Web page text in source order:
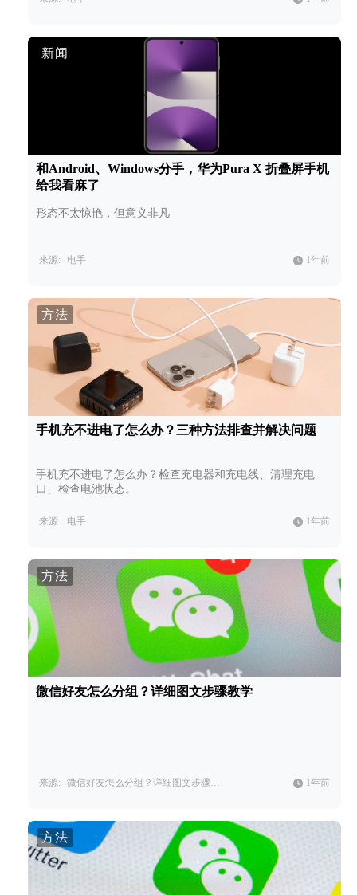
新闻
和Android、Windows分手，华为Pura X 折叠屏手机
给我看麻了
形态不太惊艳，但意义非凡
来源: 电手 1年前
方法
手机充不进电了怎么办？三种方法排查并解决问题
手机充不进电了怎么办？检查充电器和充电线、清理充电
口、检查电池状态。
来源: 电手 1年前
方法
微信好友怎么分组？详细图文步骤教学
来源: 微信好友怎么分组？详细图文步骤教学，快速管理微信好友。 1年前
方法